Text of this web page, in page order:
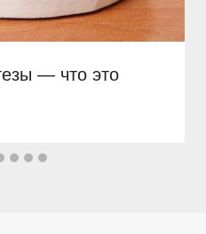
— что это